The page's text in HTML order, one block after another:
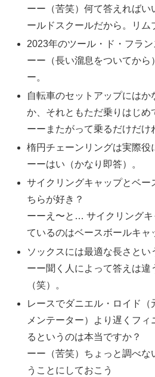
ーー（苦笑）何て答えればい
ールドスクールだから。リム
2023年のツール・ド・フラ
ーー（長い溜息をついてから
ー。
自転車のセットアップにはか
か、それともただ乗りはじめ
ーーまたがって乗るだけだけ
楕円チェーンリングは実際役
ーーはい（かなり即答）。
サイクリングキャップとベー
ちらが好き？
ーーえ〜と… サイクリングキ
ているのはベースボールキャ
ソックスには最適な長さとい
ーー聞く人によって答えは違
（笑）。
レースでダニエル・ロイド（
メンテーター）より遅くフ
るというのは本当ですか？
ーー（苦笑）ちょっと調べな
うことにしておこう